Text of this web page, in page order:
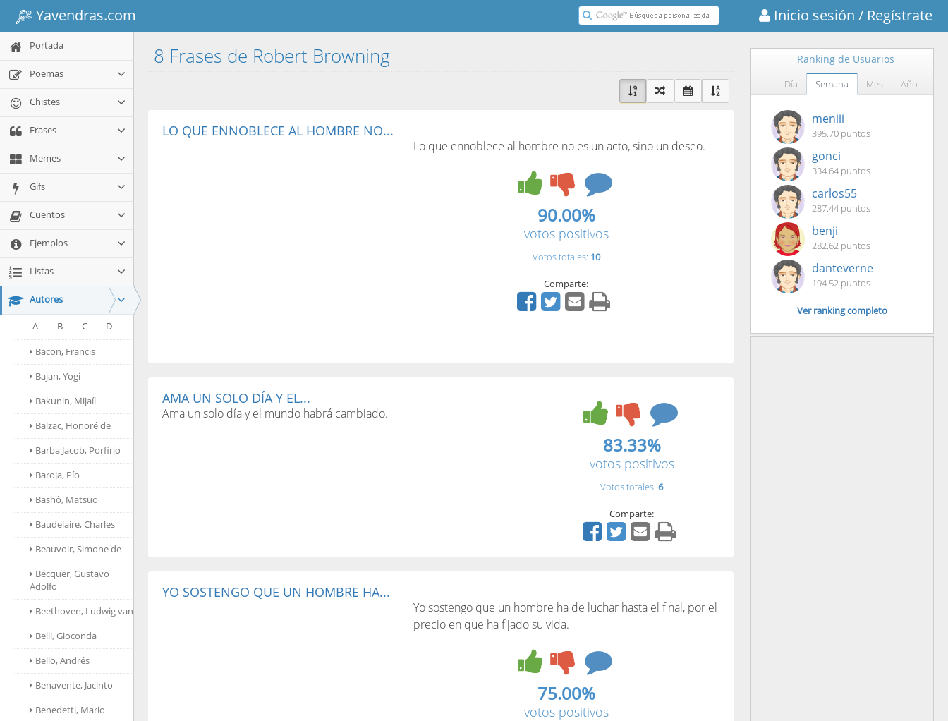
Yavendras.com Inicio sesión / Regístrate
Portada
Poemas
Chistes
Frases
Memes
Gifs
Cuentos
Ejemplos
Listas
Autores
A B C
D
Bacon, Francis
Bajan, Yogi
Bakunin, Mijaíl
Balzac, Honoré de
Barba Jacob, Porfirio
Baroja, Pío
Bashô, Matsuo
Baudelaire, Charles
Beauvoir, Simone de
Bécquer, Gustavo
Adolfo
Beethoven, Ludwig van
Belli, Gioconda
Bello, Andrés
Benavente, Jacinto
Benedetti, Mario
8 Frases de Robert Browning
LO QUE ENNOBLECE AL HOMBRE NO...
Lo que ennoblece al hombre no es un acto, sino un deseo.
90.00%
votos positivos
Votos totales: 10
Comparte:
AMA UN SOLO DÍA Y EL...
Ama un solo día y el mundo habrá cambiado.
83.33%
votos positivos
Votos totales: 6
Comparte:
YO SOSTENGO QUE UN HOMBRE HA...
Yo sostengo que un hombre ha de luchar hasta el final, por el
precio en que ha fijado su vida.
75.00%
votos positivos
Ranking de Usuarios
Día Semana Mes Año
meniii
395.70 puntos
gonci
334.64 puntos
carlos55
287.44 puntos
benji
282.62 puntos
danteverne
194.52 puntos
Ver ranking completo